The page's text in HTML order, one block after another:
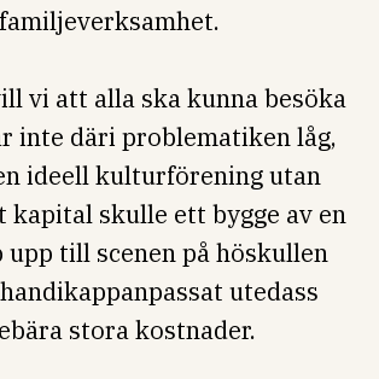
familjeverksamhet.
vi att alla ska kunna besöka
inte däri problematiken låg,
ideell kulturförening utan
kapital skulle ett bygge av en
upp till scenen på höskullen
utedass
stora kostnader.